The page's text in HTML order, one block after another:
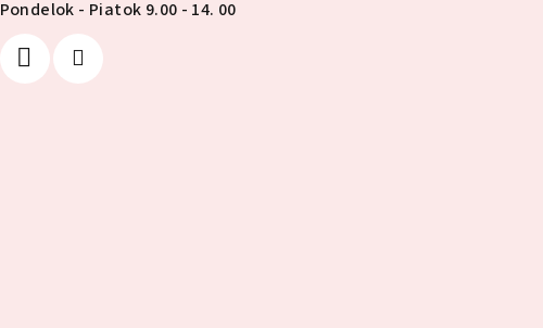
Pondelok - Piatok 9.00 - 14. 00